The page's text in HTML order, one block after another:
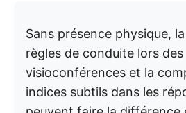
Sans présence physique,
règles de conduite lors des
visioconférences et la
indices subtils dans les